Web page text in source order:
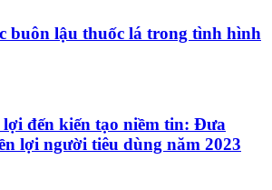
buôn lậu thuốc lá trong tình hình
đến kiến tạo niềm tin: Đưa
lợi người tiêu dùng năm 2023